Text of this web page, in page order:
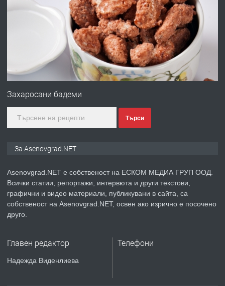
Професионална броячна машина -
със сертификат от ЕЦБ
преди 1 година
ПРЕДЛАГА
Професионална зеленчукорезачка
преди 2 години
ПРЕДЛАГА
Давам индивидуалани уроци по
ремонт на покриви
Захаросани бадеми
Търси
За Asenovgrad.NET
Asenovgrad.NET е собственост на ЕСКОМ МЕДИА ГРУП ООД.
Всички статии, репортажи, интервюта и други текстови,
графични и видео материали, публикувани в сайта, са
собственост на Asenovgrad.NET, освен ако изрично е посочено
друго.
Главен редактор
Надежда Виденлиева
Телефони